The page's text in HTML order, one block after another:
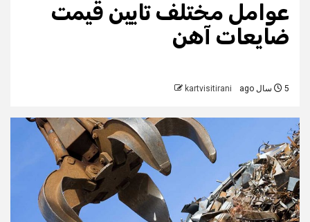
عوامل مختلف تایین قیمت
ضایعات آهن
5 سال ago kartvisitirani